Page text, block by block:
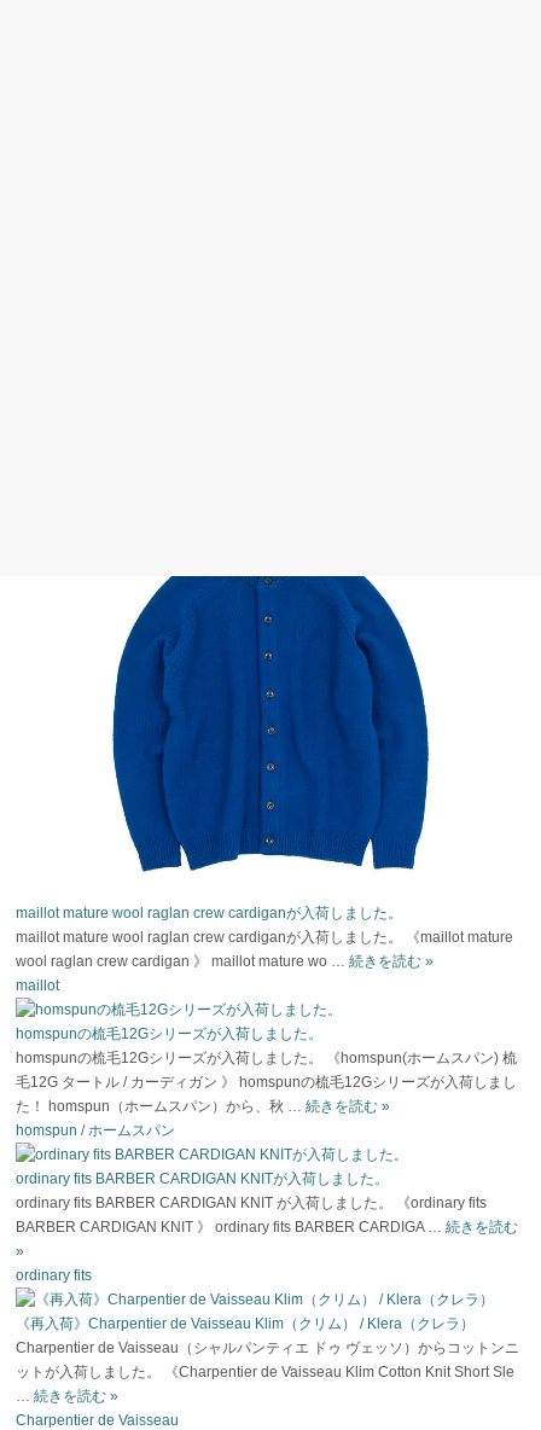
maillot mature wool raglan crew cardiganが入荷しました。
maillot mature wool raglan crew cardiganが入荷しました。 《maillot mature
wool raglan crew cardigan 》 maillot mature wo …続きを読む»
maillot
homspunの梳毛12Gシリーズが入荷しました。
homspunの梳毛12Gシリーズが入荷しました。 《homspun(ホームスパン) 梳
毛12G タートル / カーディガン 》 homspunの梳毛12Gシリーズが入荷しまし
た！ homspun（ホームスパン）から、秋 …続きを読む»
homspun / ホームスパン
ordinary fits BARBER CARDIGAN KNITが入荷しました。
ordinary fits BARBER CARDIGAN KNIT が入荷しました。 《ordinary fits
BARBER CARDIGAN KNIT 》 ordinary fits BARBER CARDIGA …続きを読む
»
ordinary fits
《再入荷》Charpentier de Vaisseau Klim（クリム） / Klera（クレラ）
Charpentier de Vaisseau（シャルパンティエ ドゥ ヴェッソ）からコットンニ
ットが入荷しました。 《Charpentier de Vaisseau Klim Cotton Knit Short Sle
…続きを読む»
Charpentier de Vaisseau